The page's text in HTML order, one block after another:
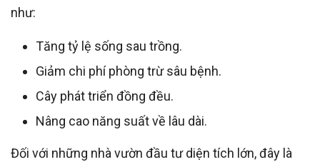
như:
Tăng tỷ lệ sống sau trồng.
Giảm chi phí phòng trừ sâu bệnh.
Cây phát triển đồng đều.
Nâng cao năng suất về lâu dài.
Đối với những nhà vườn đầu tư diện tích lớn, đây là